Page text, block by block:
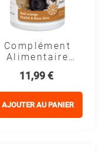
Complément
Alimentaire
- Vitamine C -
Beaphar
Prix
11,99 €
AJOUTER AU PANIER